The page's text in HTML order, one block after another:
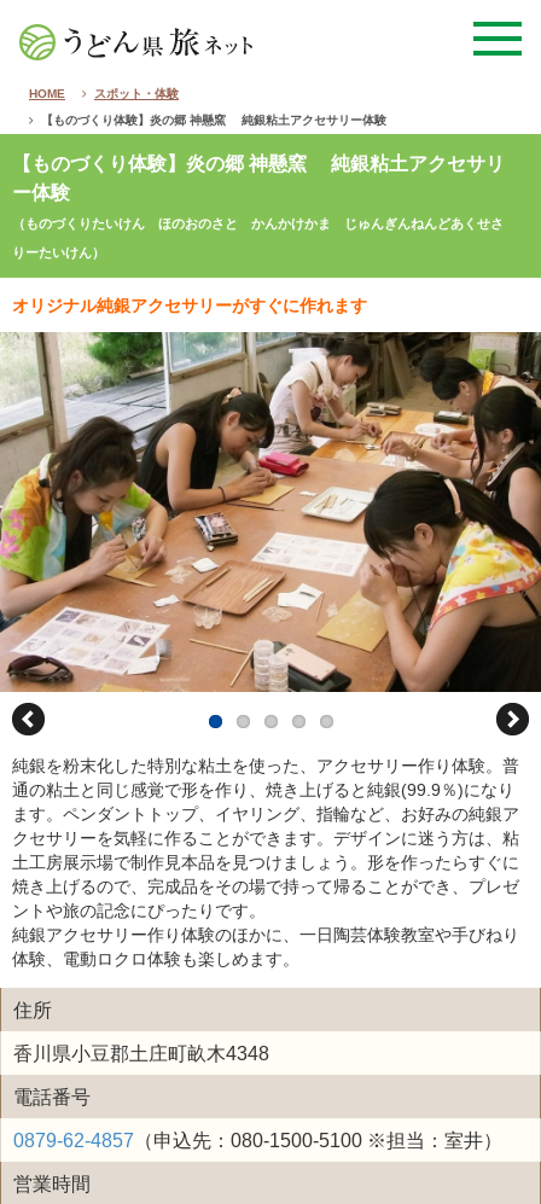
HOME
スポット・体験
【ものづくり体験】炎の郷 神懸窯 純銀粘土アクセサリー体験
【ものづくり体験】炎の郷 神懸窯 純銀粘土アクセサリ
ー体験
（ものづくりたいけん ほのおのさと かんかけかま じゅんぎんねんどあくせさ
りーたいけん）
オリジナル純銀アクセサリーがすぐに作れます
純銀を粉末化した特別な粘土を使った、アクセサリー作り体験。普
通の粘土と同じ感覚で形を作り、焼き上げると純銀(99.9％)になり
ます。ペンダントトップ、イヤリング、指輪など、お好みの純銀ア
クセサリーを気軽に作ることができます。デザインに迷う方は、粘
土工房展示場で制作見本品を見つけましょう。形を作ったらすぐに
焼き上げるので、完成品をその場で持って帰ることができ、プレゼ
ントや旅の記念にぴったりです。
純銀アクセサリー作り体験のほかに、一日陶芸体験教室や手びねり
体験、電動ロクロ体験も楽しめます。
住所
香川県小豆郡土庄町畝木4348
電話番号
0879-62-4857 （申込先：080-1500-5100 ※担当：室井）
営業時間